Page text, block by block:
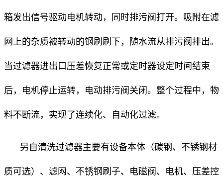
箱发出信号驱动电机转动，同时排污阀打开。吸附在滤
网上的杂质被转动的钢刷刷下，随水流从排污阀排出。
当过滤器进出口压差恢复正常或定时器设定时间结束
后，电机停止运转，电动排污阀关闭。整个过程中，物
料不断流，实现了连续化、自动化过滤。
另自清洗过滤器主要有设备本体（碳钢、不锈钢材
质可选）、滤网、不锈钢刷子、电磁阀、电机、压差控